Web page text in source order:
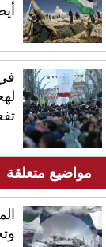
مواضيع متعلقة